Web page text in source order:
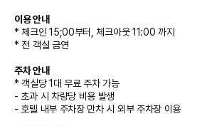
이용 안내
* 체크인 15;00부터, 체크아웃 11:00 까지
* 전 객실 금연
주차 안내
* 객실당 1대 무료 주차 가능
- 초과 시 차량당 비용 발생
- 호텔 내부 주차장 만차 시 외부 주차장 이용